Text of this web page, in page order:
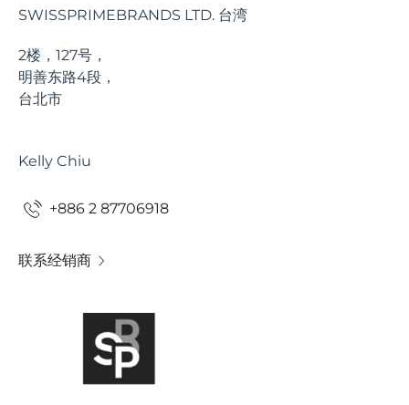
SWISSPRIMEBRANDS LTD. 台湾
2楼，127号，
明善东路4段，
台北市
Kelly Chiu
+886 2 87706918
联系经销商